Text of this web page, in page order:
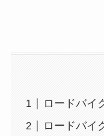
ロードバイ
ロードバイ